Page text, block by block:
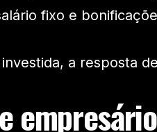
fixo e
a resposta